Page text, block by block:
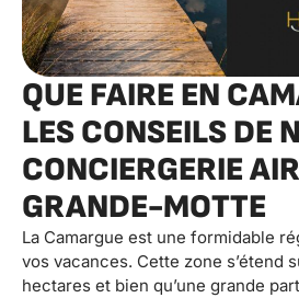
QUE FAIRE EN
LES CONSEILS DE
CONCIERGERIE
GRANDE-MOTTE
La Camargue est une formidable
vos vacances. Cette zone s’étend
hectares et bien qu’une grande